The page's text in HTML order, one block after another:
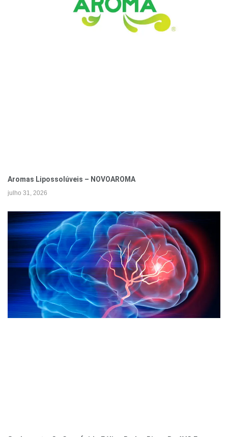
Aromas Lipossolúveis – NOVOAROMA
julho 31, 2026